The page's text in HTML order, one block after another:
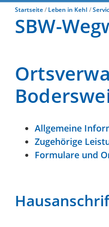
Startseite Leben in Kehl
SBW-
Allgemeine
Zugehörige
Formulare und